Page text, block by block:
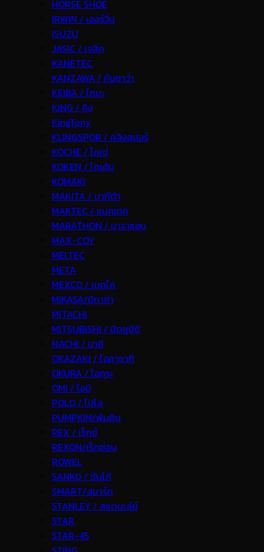
HORSE SHOE
IRWIN / เออร์วิ่น
ISUZU
JASIC / เจสิค
KANETEC
KANZAWA / คันซาว่า
KEIBA / ไกบะ
KING / คิง
KingTony
KLINGSPOR / คลิงสปอร์
KOCHE / โคเช่
KOKEN / โคเค้น
KOMAKI
MAKITA / มากีต้า
MAKTEC / แมคเทค
MARATHON / มาราธอน
MAX-COY
MELTEC
META
MEXCO / เมคโค
MIKASA/มิกาซ่า
MITACHI
MITSUBISHI / มิตซูบิชิ
NACHI / นาชิ
OKAZAKI / โอคาซากิ
OKURA / โอกุระ
OMI / โอมิ
POLO / โปโล
PUMPKIN/พัมคิน
REX / เร็กช์
REXON/เร็กซ่อน
ROWEL
SANKO / ซันโก้
SMART/สมาร์ท
STANLEY / สแตนเล่ย์
STAR
STAR-45